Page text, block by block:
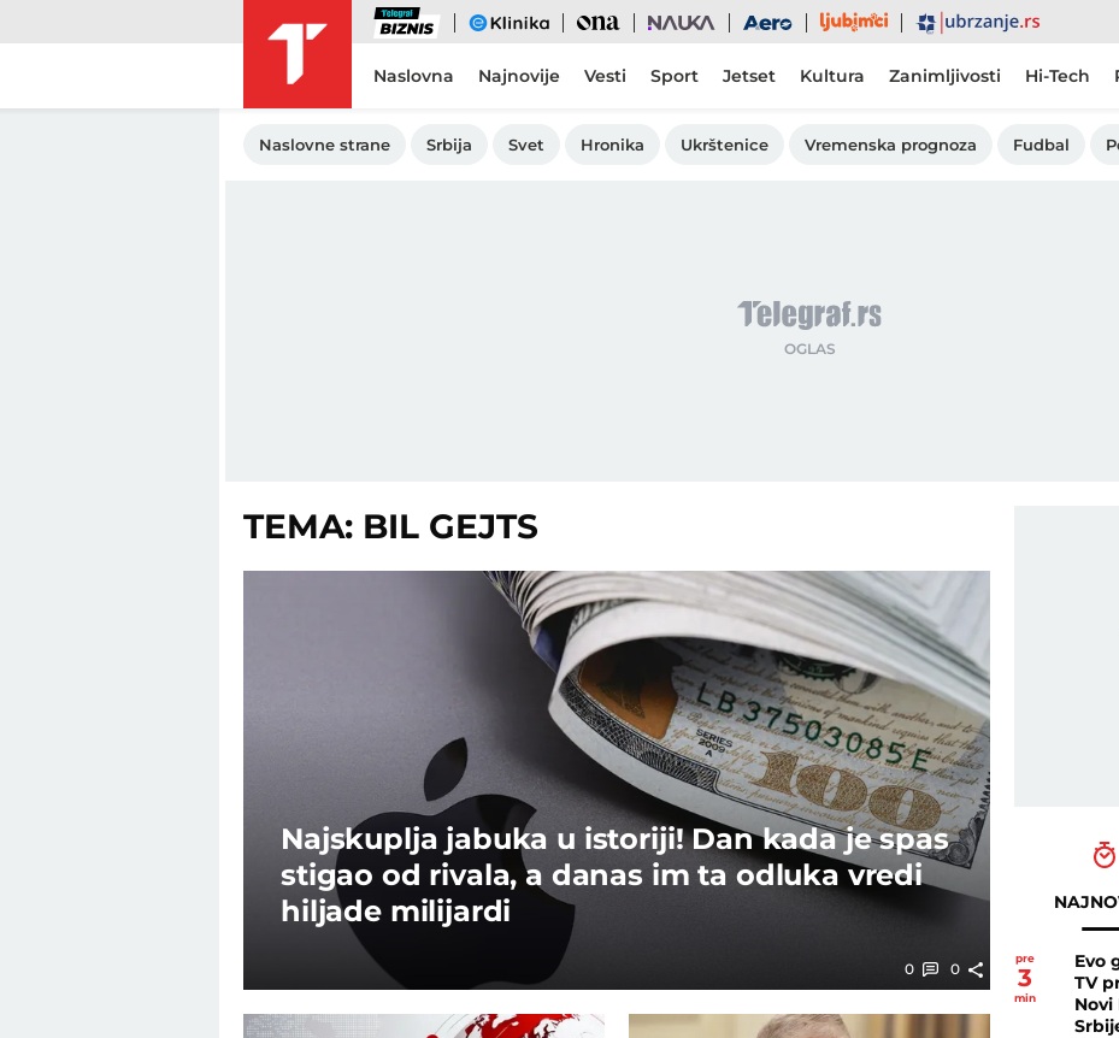
Biznis eKlinika Ona Nauka Aero Ljubimci Ubrzanje
Naslovna Najnovije Vesti Sport Jetset Kultura Zanimljivosti Hi-Tech
Naslovne strane Srbija Svet Hronika Ukrštenice Vremenska prognoza Fudbal
TEMA: BIL GEJTS
Najskuplja jabuka u istoriji! Dan kada je spas
stigao od rivala, a danas im ta odluka vredi
hiljade milijardi
0 0
pre
3
min
Evo
TV